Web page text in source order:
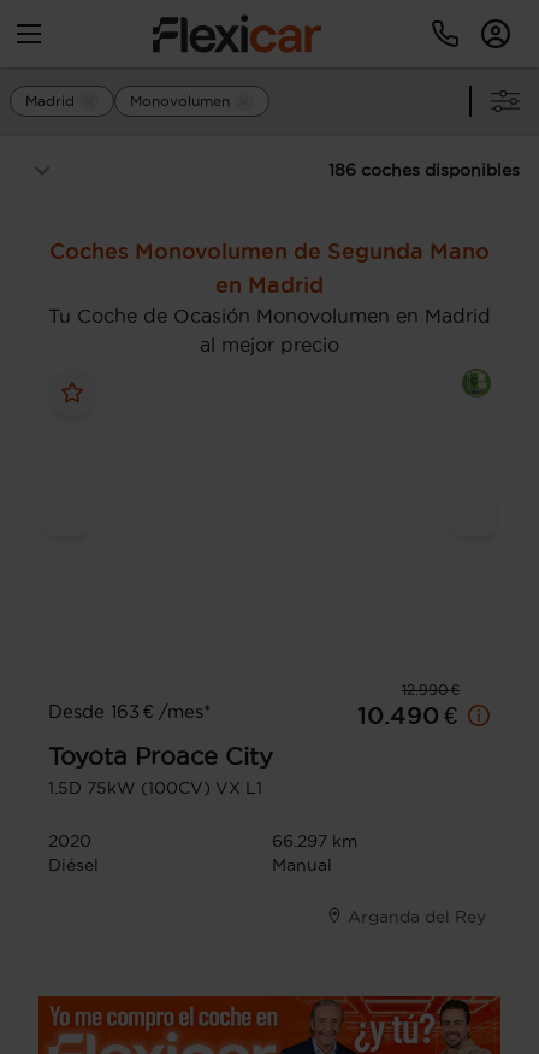
Madrid Monovolumen
186 coches disponibles
Coches Monovolumen de Segunda Mano
en Madrid
Tu Coche de Ocasión Monovolumen en Madrid
al mejor precio
12.990 €
Desde 163 € /mes*
10.490 €
Toyota Proace City
1.5D 75kW (100CV) VX L1
2020
66.297 km
Diésel
Manual
Arganda del Rey